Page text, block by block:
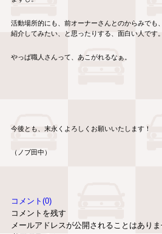
活動場所的にも、前オーナーさんとのからみでも
紹介してみたい、と思ったりする、面白い人です。
やっぱ職人さんって、あこがれるなぁ。
今後とも、末永くよろしくお願いいたします！
（ノブ田中）
コメント(0)
コメントを残す
メールアドレスが公開されることはありま